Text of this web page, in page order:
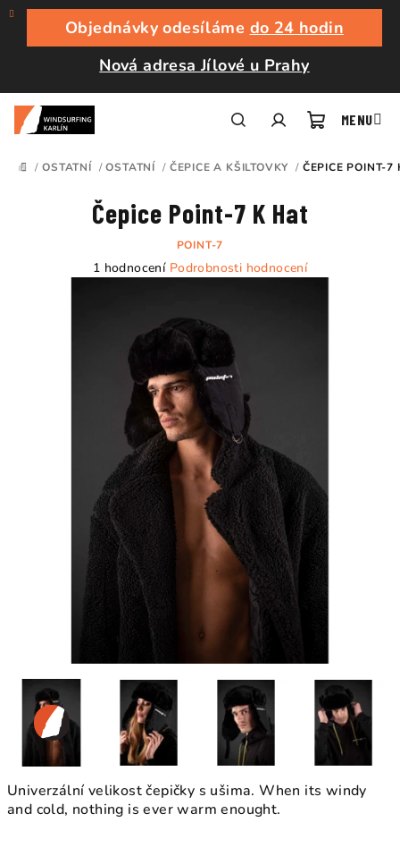
Přejít
obsah
Objednávky odesíláme do 24 hodin
Nová adresa Jílové u Prahy
DOMŮ
/ OSTATNÍ / OSTATNÍ / ČEPICE A KŠILTOVKY / ČEPICE POINT-7
Univerzální velikost čepičky s ušima. When its windy
and cold, nothing is ever warm enought.
Čepice Point-7 K Hat
POINT-7
Průměrné
hvězdiček.
1 hodnocení Podrobnosti hodnocení